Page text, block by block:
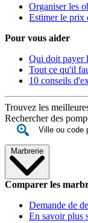
Organiser les
Estimer le prix
Pour vous aider
Qui doit payer
Tout ce qu'il
10 conseils
Trouvez les
Rechercher des
Marbrerie
Comparer les
Demande de
En savoir plus